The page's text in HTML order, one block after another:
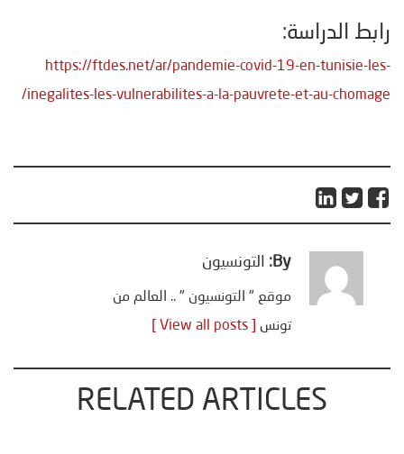
رابط الدراسة:
https://ftdes.net/ar/pandemie-covid-19-en-tunisie-les-
inegalites-les-vulnerabilites-a-la-pauvrete-et-au-chomage/
By: التونسيون
موقع " التونسيون " .. العالم من
تونس
RELATED ARTICLES